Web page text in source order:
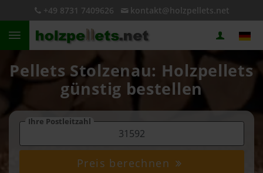
+49 8731 7409626 kontakt@holzpellets.net
Pellets Stolzenau: Holzpellets
günstig bestellen
Ihre Postleitzahl
Preis berechnen